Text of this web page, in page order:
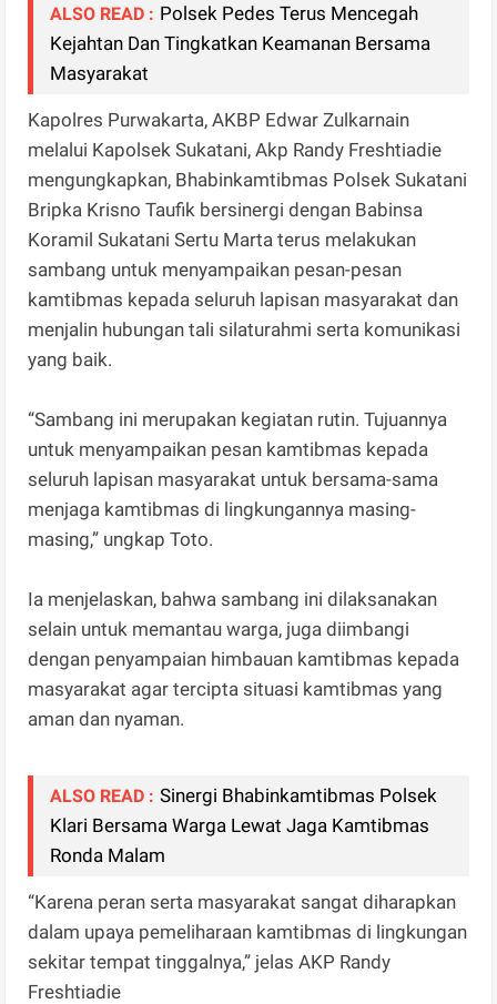
ALSO READ : Polsek Pedes Terus Mencegah
Kejahtan Dan Tingkatkan Keamanan Bersama
Masyarakat
Kapolres Purwakarta, AKBP Edwar Zulkarnain
melalui Kapolsek Sukatani, Akp Randy Freshtiadie
mengungkapkan, Bhabinkamtibmas Polsek Sukatani
Bripka Krisno Taufik bersinergi dengan Babinsa
Koramil Sukatani Sertu Marta terus melakukan
sambang untuk menyampaikan pesan-pesan
kamtibmas kepada seluruh lapisan masyarakat dan
menjalin hubungan tali silaturahmi serta komunikasi
yang baik.
“Sambang ini merupakan kegiatan rutin. Tujuannya
untuk menyampaikan pesan kamtibmas kepada
seluruh lapisan masyarakat untuk bersama-sama
menjaga kamtibmas di lingkungannya masing-
masing,” ungkap Toto.
Ia menjelaskan, bahwa sambang ini dilaksanakan
selain untuk memantau warga, juga diimbangi
dengan penyampaian himbauan kamtibmas kepada
masyarakat agar tercipta situasi kamtibmas yang
aman dan nyaman.
ALSO READ : Sinergi Bhabinkamtibmas Polsek
Klari Bersama Warga Lewat Jaga Kamtibmas
Ronda Malam‎
“Karena peran serta masyarakat sangat diharapkan
dalam upaya pemeliharaan kamtibmas di lingkungan
sekitar tempat tinggalnya,” jelas AKP Randy
Freshtiadie